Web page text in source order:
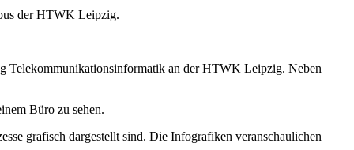
der HTWK Leipzig.
Telekommunikationsinformatik an der HTWK Leipzig. Neben
Büro zu sehen.
grafisch dargestellt sind. Die Infografiken veranschaulichen